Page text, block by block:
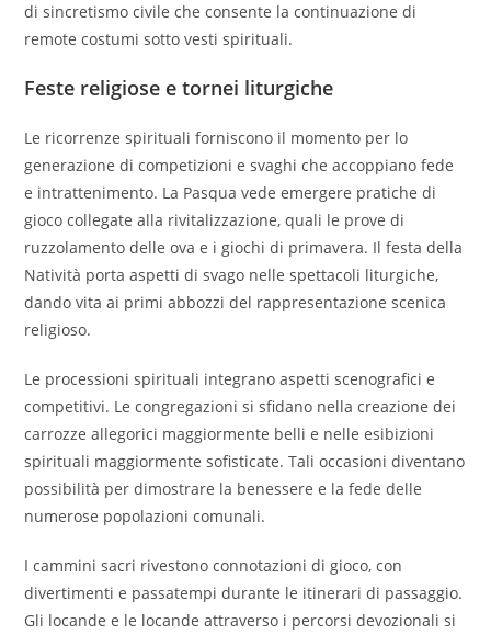
di sincretismo civile che consente la continuazione di
remote costumi sotto vesti spirituali.
Feste religiose e tornei liturgiche
Le ricorrenze spirituali forniscono il momento per lo
generazione di competizioni e svaghi che accoppiano fede
e intrattenimento. La Pasqua vede emergere pratiche di
gioco collegate alla rivitalizzazione, quali le prove di
ruzzolamento delle ova e i giochi di primavera. Il festa della
Natività porta aspetti di svago nelle spettacoli liturgiche,
dando vita ai primi abbozzi del rappresentazione scenica
religioso.
Le processioni spirituali integrano aspetti scenografici e
competitivi. Le congregazioni si sfidano nella creazione dei
carrozze allegorici maggiormente belli e nelle esibizioni
spirituali maggiormente sofisticate. Tali occasioni diventano
possibilità per dimostrare la benessere e la fede delle
numerose popolazioni comunali.
I cammini sacri rivestono connotazioni di gioco, con
divertimenti e passatempi durante le itinerari di passaggio.
Gli locande e le locande attraverso i percorsi devozionali si